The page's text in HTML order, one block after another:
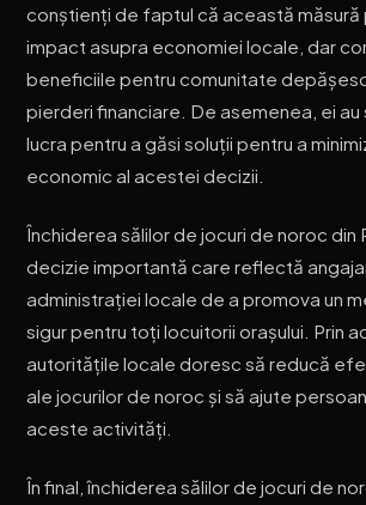
conștienți de faptul că această măsură
impact asupra economiei locale, dar
beneficiile pentru comunitate
pierderi financiare. De asemenea, ei au
lucra pentru a găsi soluții pentru a
economic al acestei decizii.
Închiderea sălilor de jocuri de noroc din
decizie importantă care reflectă
administrației locale de a promova un
sigur pentru toți locuitorii orașului. Prin
autoritățile locale doresc să reducă
ale jocurilor de noroc și să ajute
aceste activități.
În final, închiderea sălilor de jocuri de